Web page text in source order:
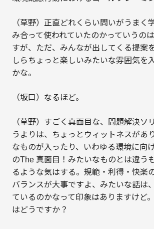
（草野）正直どれくらい問いがうまく
み合って使われていたのかっていうの
すが、ただ、みんなが出してくる提案
しらちょっと楽しいみたいな雰囲気を
かな。
（坂口）なるほど。
（草野）すごく真面目な、問題解決ソ
うよりは、ちょっとウィットネスがあ
なものが入ったり、いわゆる環境に向
のThe 真面目！みたいなものとは違う
るような気はする。規範・利得・快楽
バランスが大事ですよ、みたいな話は
ているのかなって印象はありますけど
はどうですか？